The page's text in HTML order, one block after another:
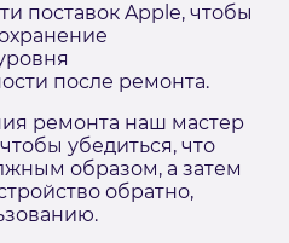
поставок Apple, чтобы
после ремонта.
ремонта наш мастер
убедиться, что
образом, а затем
обратно,